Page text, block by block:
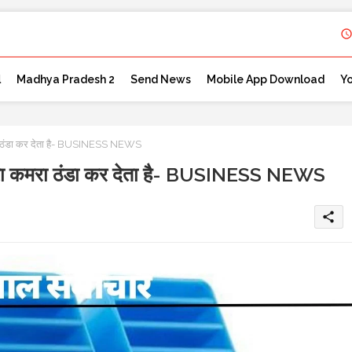
Madhya Pradesh 2 Send News Mobile App Download
ठंडा कर देता है- BUSINESS NEWS
कमरा ठंडा कर देता है- BUSINESS NEWS
share